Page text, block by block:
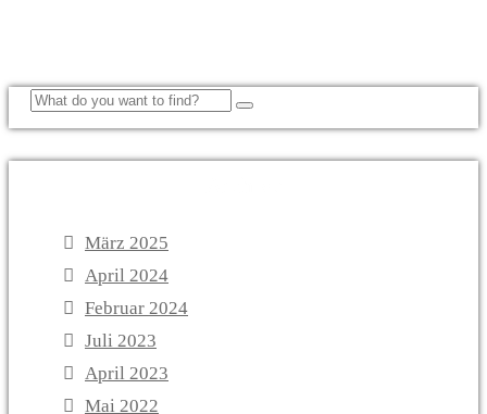
März 2025
April 2024
Februar 2024
Juli 2023
April 2023
Mai 2022